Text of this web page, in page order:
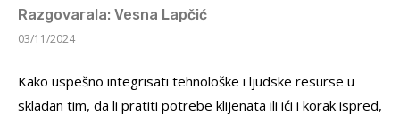
Razgovarala: Vesna Lapčić
03/11/2024
Kako uspešno integrisati tehnološke i ljudske resurse u
skladan tim, da li pratiti potrebe klijenata ili ići i korak ispred,